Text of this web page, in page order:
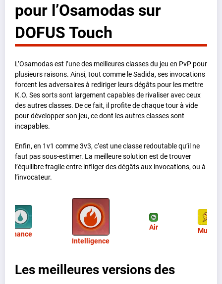
pour l’Osamodas sur
DOFUS Touch
L’Osamodas est l’une des meilleures classes du jeu en PvP pour
plusieurs raisons. Ainsi, tout comme le Sadida, ses invocations
forcent les adversaires à rediriger leurs dégâts pour les mettre
K.O. Ses sorts sont largement capables de rivaliser avec ceux
des autres classes. De ce fait, il profite de chaque tour à vide
pour développer son jeu, ce dont les autres classes sont
incapables.
Enfin, en 1v1 comme 3v3, c’est une classe redoutable qu’il ne
faut pas sous-estimer. La meilleure solution est de trouver
l’équilibre fragile entre infliger des dégâts aux invocations, ou à
l’invocateur.
Chance
Intelligence
Air Multi
Les meilleures versions des